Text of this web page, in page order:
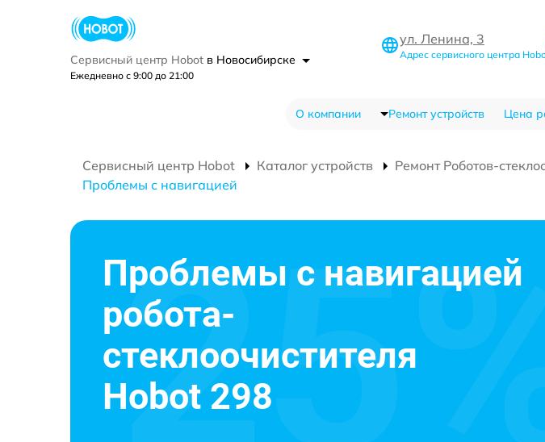
Сервисный центр Hobot в Новосибирске
Ежедневно с 9:00 до 21:00
ул. Ленина, 3
Адрес сервисного центра
О компании Ремонт устройств Цена
Сервисный центр Hobot Каталог устройств Ремонт Роботов-
Проблемы с навигацией
Проблемы с навигацией
робота-
стеклоочистителя
Hobot 298